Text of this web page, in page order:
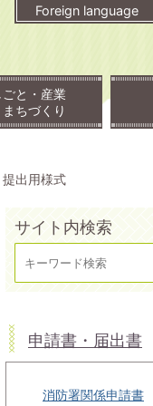
Foreign language
ごと・産業
まちづくり
出用様式
サイト内検索
申請書・届出書
消防署関係申請書